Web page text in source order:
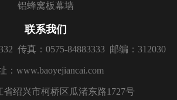
铝蜂窝板幕墙
联系我们
传真：0575-84883333 邮编：312030
：www.baoyejiancai.com
省绍兴市柯桥区瓜渚东路1727号